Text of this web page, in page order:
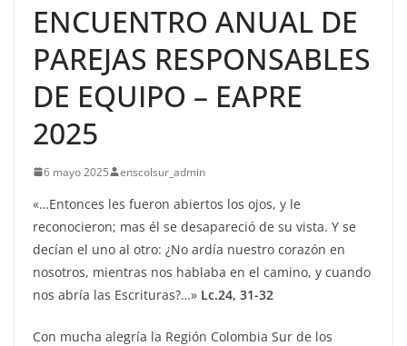
ENCUENTRO ANUAL DE
PAREJAS RESPONSABLES
DE EQUIPO – EAPRE
2025
6 mayo 2025 enscolsur_admin
«…Entonces les fueron abiertos los ojos, y le
reconocieron; mas él se desapareció de su vista. Y se
decían el uno al otro: ¿No ardía nuestro corazón en
nosotros, mientras nos hablaba en el camino, y cuando
nos abría las Escrituras?…» Lc.24, 31-32
Con mucha alegría la Región Colombia Sur de los